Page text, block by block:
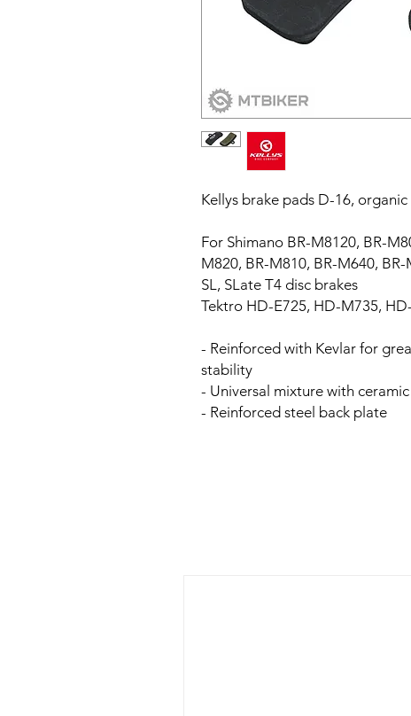
Kellys brake pads D-16, organic
For Shimano BR-M8120, BR-
M820, BR-M810, BR-M640,
SL, SLate T4 disc brakes
Tektro HD-E725, HD-M735,
- Reinforced with Kevlar for
stability
- Universal mixture with
- Reinforced steel back plate